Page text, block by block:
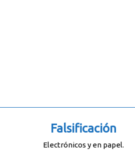
Falsificación
Electrónicos y en papel.